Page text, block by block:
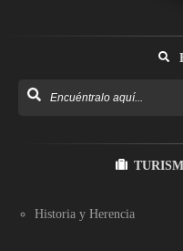
Historia y Herencia